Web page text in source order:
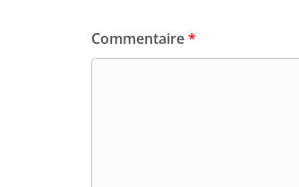
Commentaire*